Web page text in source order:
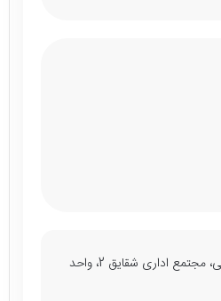
یزد، خیابان فرخی، مجتمع اداری شقایق 2، واحد